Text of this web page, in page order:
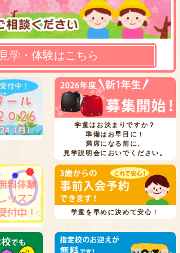
見学・体験はこちら
学童はお決まりですか？
準備はお早目に！
満席になる前に、
見学説明会においでください。
学童を早めに決めて安心！